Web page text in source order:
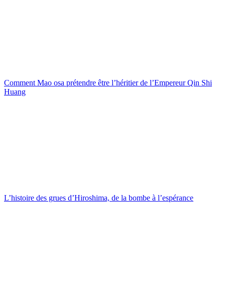
Comment Mao osa prétendre être l’héritier de l’Empereur Qin Shi
Huang
L’histoire des grues d’Hiroshima, de la bombe à l’espérance